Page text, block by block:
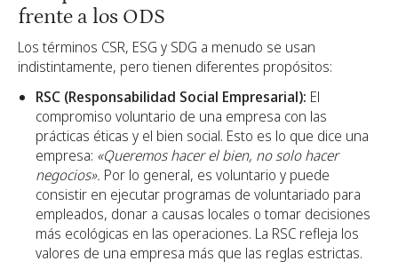
frente a los ODS
Los términos CSR, ESG y SDG a menudo se usan
indistintamente, pero tienen diferentes propósitos:
RSC (Responsabilidad Social Empresarial): El
compromiso voluntario de una empresa con las
prácticas éticas y el bien social. Esto es lo que dice una
empresa: «Queremos hacer el bien, no solo hacer
negocios». Por lo general, es voluntario y puede
consistir en ejecutar programas de voluntariado para
empleados, donar a causas locales o tomar decisiones
más ecológicas en las operaciones. La RSC refleja los
valores de una empresa más que las reglas estrictas.